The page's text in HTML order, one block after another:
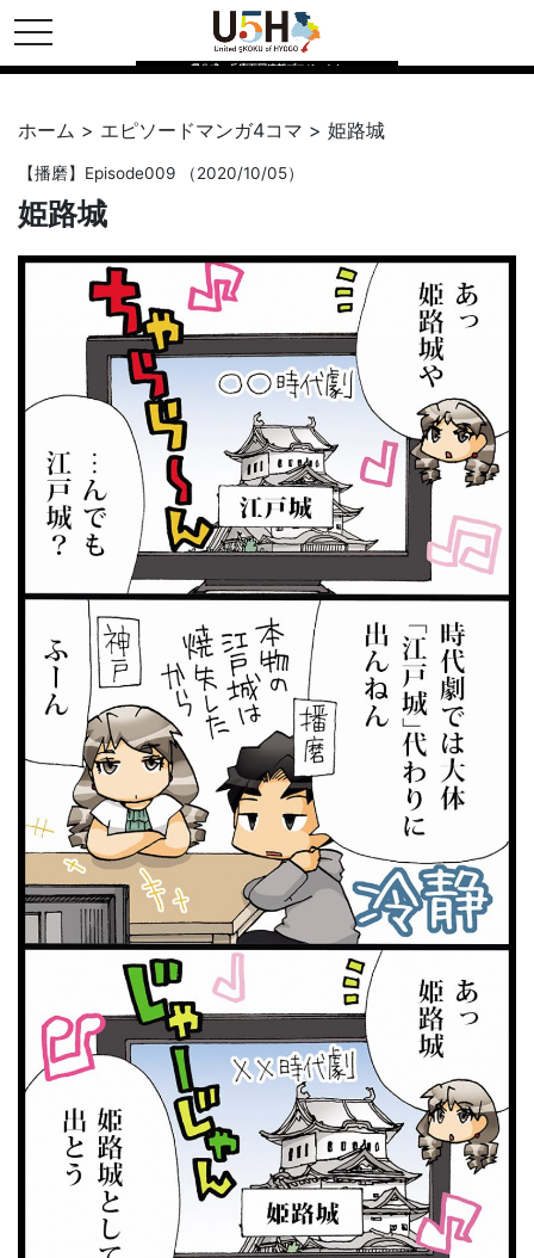
toggle navigation
県公式・兵庫五国連邦プロジェクト
ホーム > エピソードマンガ4コマ > 姫路城
【播磨】Episode009 （2020/10/05）
姫路城